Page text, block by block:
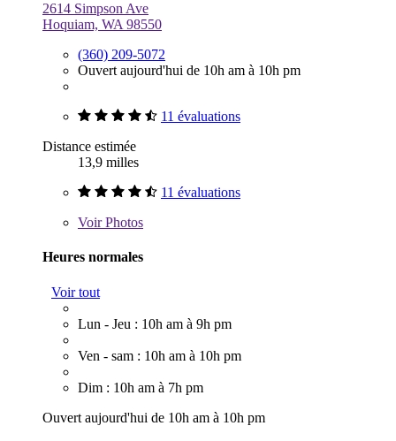
2614 Simpson Ave
Hoquiam, WA 98550
(360) 209-5072
Ouvert aujourd'hui de 10h am à 10h pm
11 évaluations
Distance estimée
13,9 milles
11 évaluations
VoirPhotos
Heures normales
Voir tout
Lun - Jeu : 10h am à 9h pm
Ven - sam : 10h am à 10h pm
Dim : 10h am à 7h pm
Ouvert aujourd'hui de 10h am à 10h pm